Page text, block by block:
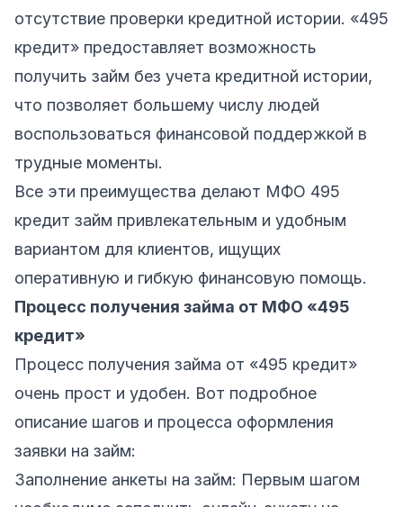
отсутствие проверки кредитной истории. «495
кредит» предоставляет возможность
получить займ без учета кредитной истории,
что позволяет большему числу людей
воспользоваться финансовой поддержкой в
трудные моменты.
Все эти преимущества делают МФО 495
кредит займ привлекательным и удобным
вариантом для клиентов, ищущих
оперативную и гибкую финансовую помощь.
Процесс получения займа от МФО «495
кредит»
Процесс получения займа от «495 кредит»
очень прост и удобен. Вот подробное
описание шагов и процесса оформления
заявки на займ:
Заполнение анкеты на займ: Первым шагом